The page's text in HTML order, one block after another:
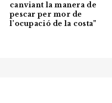
canviant la manera de
pescar per mor de
l’ocupació de la costa”